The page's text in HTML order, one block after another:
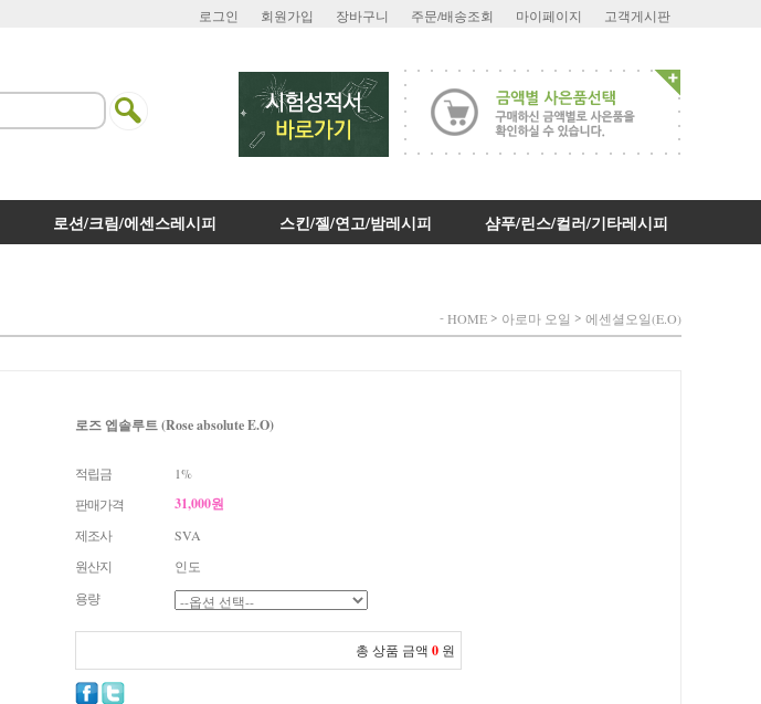
로그인 회원가입 장바구니 주문/배송조회 마이페이지 고객게시판
로션/크림/에센스레시피 스킨/젤/연고/밤레시피 샴푸/린스/컬러/기타레시피
-HOME > 아로마 오일 > 에센셜오일(E.O)
로즈 엡솔루트 (Rose absolute E.O)
적립금
1%
판매가격
31,000원
제조사
SVA
원산지
인도
용량
총 상품 금액 0 원